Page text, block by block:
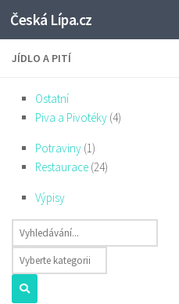
Skip to content
Česká Lípa.cz
JÍDLO A PITÍ
Ostatní
Piva a Pivotéky (4)
Potraviny (1)
Restaurace (24)
Výpisy